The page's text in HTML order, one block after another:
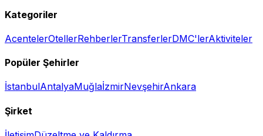
Kategoriler
AcentelerOtellerRehberlerTransferlerDMC'lerAktiviteler
Popüler Şehirler
İstanbulAntalyaMuğlaİzmirNevşehirAnkara
Şirket